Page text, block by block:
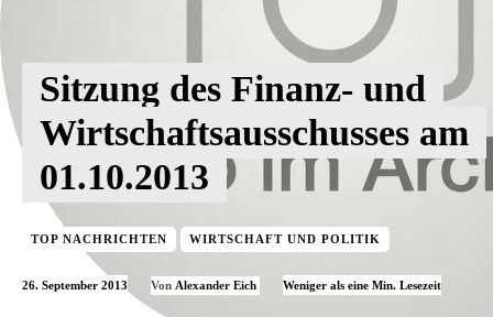
Sitzung des Finanz- und
Wirtschaftsausschusses am
01.10.2013
TOP NACHRICHTEN WIRTSCHAFT UND POLITIK
26. September 2013 Von Alexander Eich Weniger als eine Min. Lesezeit